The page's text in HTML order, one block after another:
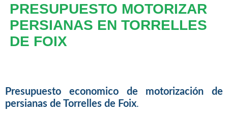
PRESUPUESTO MOTORIZAR
PERSIANAS EN TORRELLES
DE FOIX
Presupuesto economico de motorización de
persianas de Torrelles de Foix.